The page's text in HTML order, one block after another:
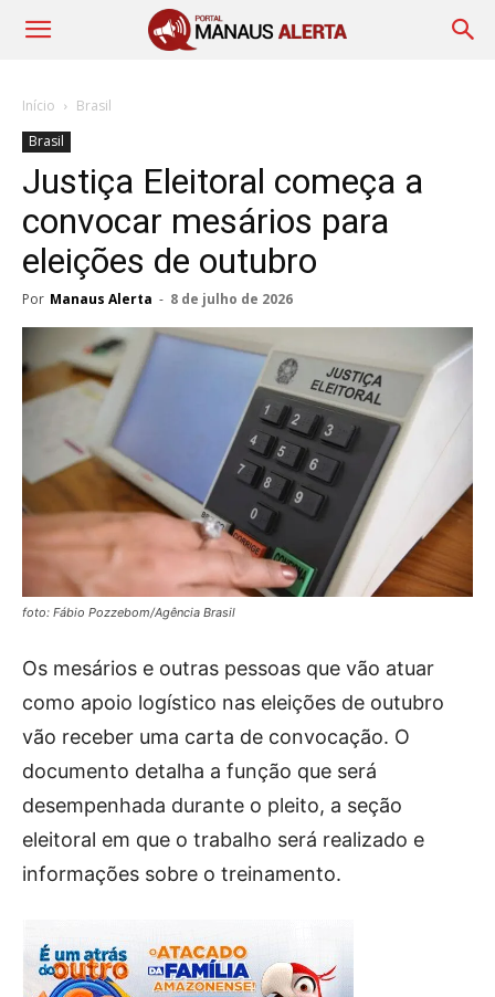
Início
Brasil
Brasil
Justiça Eleitoral começa a
convocar mesários para
eleições de outubro
Por Manaus Alerta - 8 de julho de 2026
foto: Fábio Pozzebom/Agência Brasil
Os mesários e outras pessoas que vão atuar
como apoio logístico nas eleições de outubro
vão receber uma carta de convocação. O
documento detalha a função que será
desempenhada durante o pleito, a seção
eleitoral em que o trabalho será realizado e
informações sobre o treinamento.